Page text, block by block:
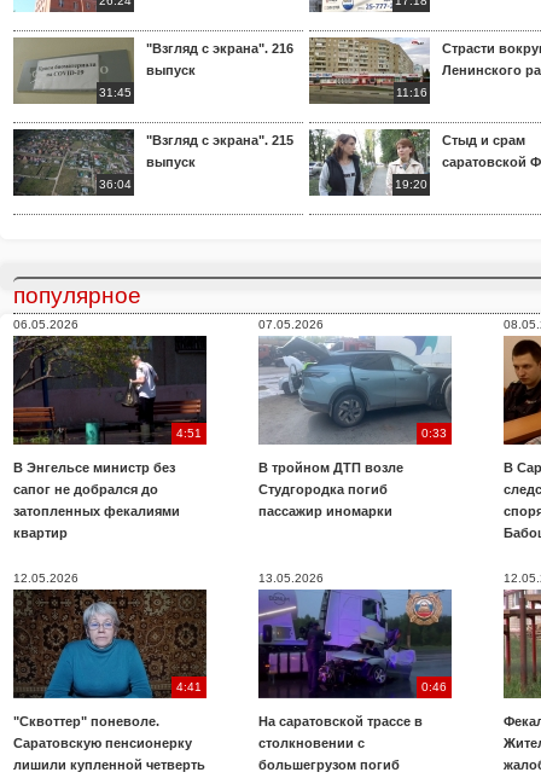
31:45
"Взгляд с экрана". 216
выпуск
36:04
"Взгляд с экрана". 215
выпуск
11:16
Страсти
Ленинского
19:20
Стыд и срам
саратовской
популярное
06.05.2026
4:51
В Энгельсе министр без
сапог не добрался до
затопленных фекалиями
квартир
07.05.2026
0:33
В тройном ДТП возле
Студгородка погиб
пассажир иномарки
В
12.05.2026
4:41
"Сквоттер" поневоле.
Саратовскую пенсионерку
лишили купленной четверть
13.05.2026
0:46
На саратовской трассе в
столкновении с
большегрузом погиб